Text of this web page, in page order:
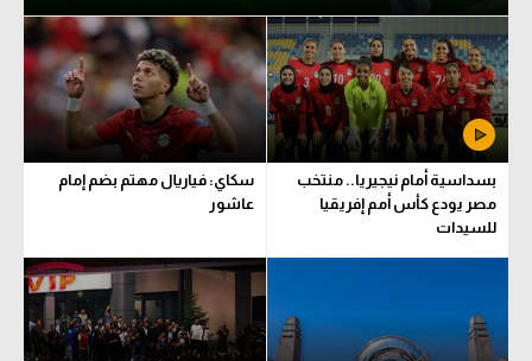
بسداسية أمام نيجيريا.. منتخب
مصر يودع كأس أمم إفريقيا
للسيدات
سكاي: فياريال مهتم بضم إمام
عاشور